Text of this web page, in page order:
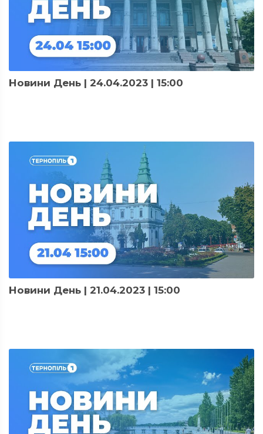
Новини День | 24.04.2023 | 15:00
Новини День | 21.04.2023 | 15:00